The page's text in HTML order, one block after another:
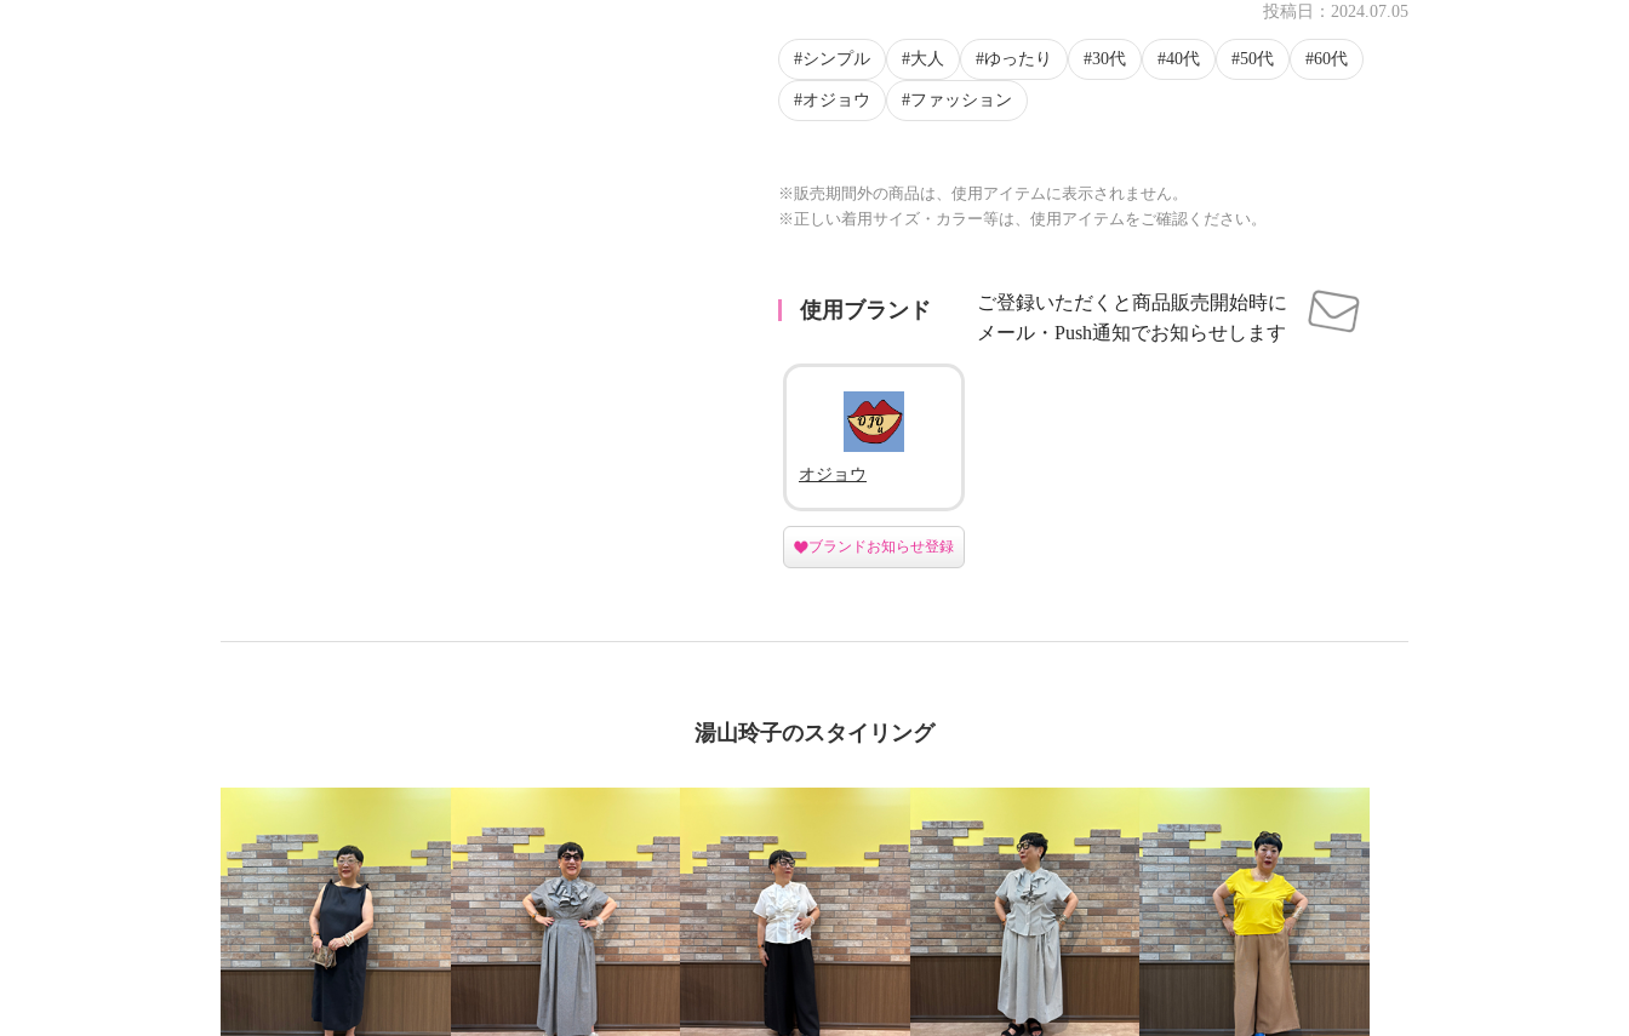
投稿日： 2024.07.05
シンプル 大人 ゆったり 30代 40代 50代 60代
オジョウ ファッション
※販売期間外の商品は、使用アイテムに表示されません。
※正しい着用サイズ・カラー等は、使用アイテムをご確認ください。
使用ブランド
ご登録いただくと商品販売開始時に
メール・Push通知でお知らせします
オジョウ
ブランドお知らせ登録
湯山玲子のスタイリング